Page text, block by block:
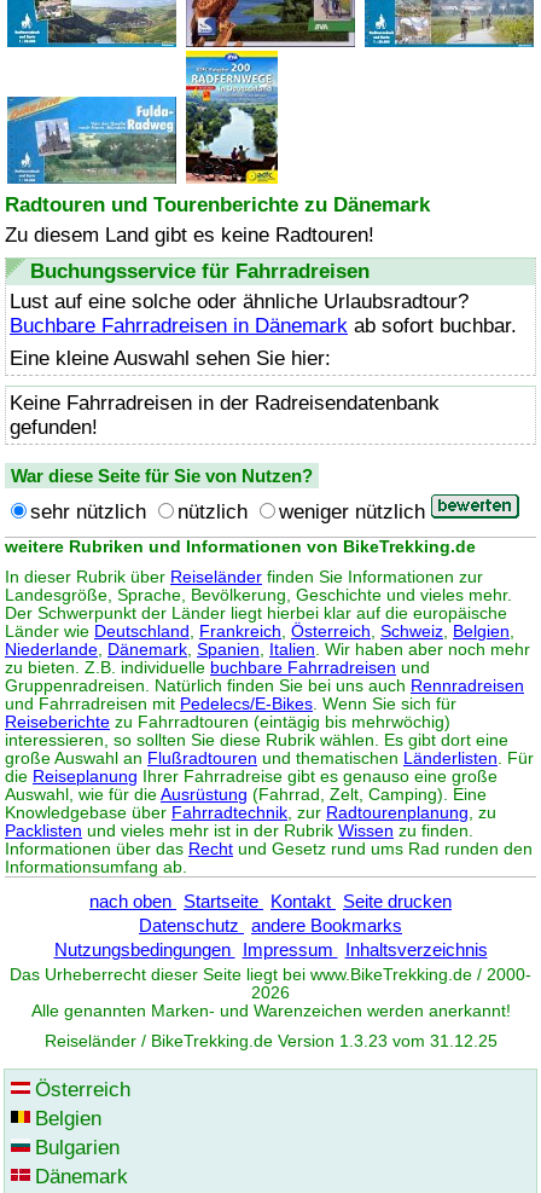
Radtouren und Tourenberichte zu Dänemark
Zu diesem Land gibt es keine Radtouren!
Buchungsservice für Fahrradreisen
Lust auf eine solche oder ähnliche Urlaubsradtour?
Buchbare Fahrradreisen in Dänemark ab sofort buchbar.
Eine kleine Auswahl sehen Sie hier:
Keine Fahrradreisen in der Radreisendatenbank
gefunden!
War diese Seite für Sie von Nutzen?
sehr nützlich nützlich weniger nützlich
weitere Rubriken und Informationen von BikeTrekking.de
In dieser Rubrik über Reiseländer finden Sie Informationen zur
Landesgröße, Sprache, Bevölkerung, Geschichte und vieles mehr.
Der Schwerpunkt der Länder liegt hierbei klar auf die europäische
Länder wie Deutschland , Frankreich, Österreich, Schweiz, Belgien,
Niederlande, Dänemark, Spanien, Italien. Wir haben aber noch mehr
zu bieten. Z.B. individuelle buchbare Fahrradreisen und
Gruppenradreisen. Natürlich finden Sie bei uns auch Rennradreisen
und Fahrradreisen mit Pedelecs/E-Bikes. Wenn Sie sich für
Reiseberichte zu Fahrradtouren (eintägig bis mehrwöchig)
interessieren, so sollten Sie diese Rubrik wählen. Es gibt dort eine
große Auswahl an Flußradtouren und thematischen Länderlisten. Für
die Reiseplanung Ihrer Fahrradreise gibt es genauso eine große
Auswahl, wie für die Ausrüstung (Fahrrad, Zelt, Camping). Eine
Knowledgebase über Fahrradtechnik, zur Radtourenplanung, zu
Packlisten und vieles mehr ist in der Rubrik Wissen zu finden.
Informationen über das Recht und Gesetz rund ums Rad runden den
Informationsumfang ab.
nach oben Startseite Kontakt
Seite drucken
Datenschutz
andere Bookmarks
Nutzungsbedingungen
Impressum Inhaltsverzeichnis
Das Urheberrecht dieser Seite liegt bei www. BikeTrekking.de / 2000-
2026
Alle genannten Marken- und Warenzeichen werden anerkannt!
Reiseländer / BikeTrekking.de Version 1.3.23 vom 31.12.25
Österreich
Belgien
Bulgarien
Dänemark